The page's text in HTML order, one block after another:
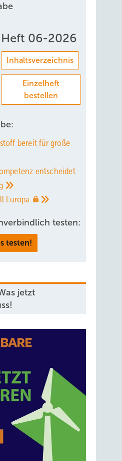
Heft 06-2026
Inhaltsverzeichnis
Einzelheft
bestellen
bereit für große
entscheidet
Europa
testen:
testen!
jetzt